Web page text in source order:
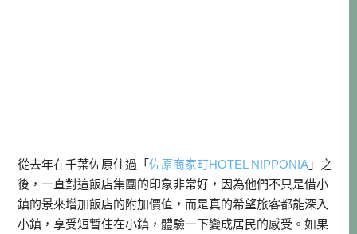
從去年在千葉佐原住過「佐原商家町HOTEL NIPPONIA 」之
後，一直對這飯店集團的印象非常好，因為他們不只是借小
鎮的景來增加飯店的附加價值，而是真的希望旅客都能深入
小鎮，享受短暫住在小鎮，體驗一下變成居民的感受。如果